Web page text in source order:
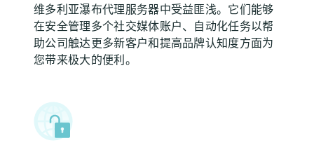
维多利亚瀑布代理服务器中受益匪浅。它们能够
在安全管理多个社交媒体账户、自动化任务以帮
助公司触达更多新客户和提高品牌认知度方面为
您带来极大的便利。